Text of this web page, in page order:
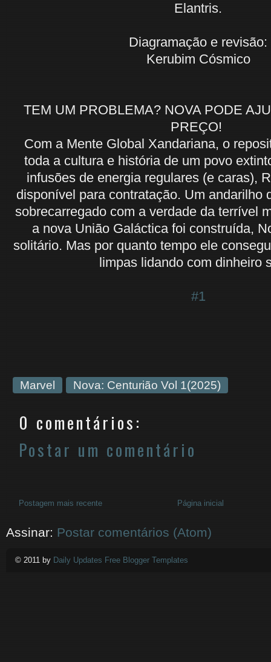
Elantris.
Diagramação e revisão:
Kerubim Cósmico
TEM UM PROBLEMA? NOVA PODE
PREÇO!
Com a Mente Global Xandariana, o
toda a cultura e história de um povo
infusões de energia regulares (e caras),
disponível para contratação. Um andarilho
sobrecarregado com a verdade da terrível
a nova União Galáctica foi construída,
solitário. Mas por quanto tempo ele
limpas lidando com dinheiro
#1
Marvel Nova: Centurião Vol 1(2025)
0 comentários:
Postar um comentário
Postagem mais recente Página inicial
Assinar: Postar comentários (Atom)
© 2011 by Daily Updates Free Blogger Templates